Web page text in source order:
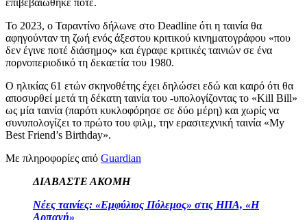
Το 2023, ο Ταραντίνο δήλωνε στο Deadline ότι η ταινία θα
αφηγούνταν τη ζωή ενός άξεστου κριτικού κινηματογράφου «που
δεν έγινε ποτέ διάσημος» και έγραφε κριτικές ταινιών σε ένα
πορνοπεριοδικό τη δεκαετία του 1980.
Ο ηλικίας 61 ετών σκηνοθέτης έχει δηλώσει εδώ και καιρό ότι θα
αποσυρθεί μετά τη δέκατη ταινία του -υπολογίζοντας το «Kill Bill»
ως μία ταινία (παρότι κυκλοφόρησε σε δύο μέρη) και χωρίς να
συνυπολογίζει το πρώτο του φιλμ, την ερασιτεχνική ταινία «My
Best Friend’s Birthday».
Με πληροφορίες από Guardian
ΔΙΑΒΑΣΤΕ ΑΚΟΜΗ
Νέες ταινίες: «Εμφύλιος Πόλεμος» στις ΗΠΑ, «Η
Αρπαγή»